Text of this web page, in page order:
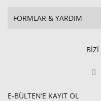
FORMLAR & YARDIM
BİZİ
E-BÜLTEN’E KAYIT OL